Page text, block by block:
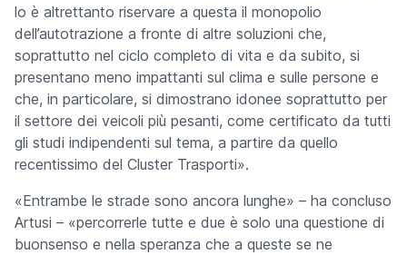
lo è altrettanto riservare a questa il monopolio
dell’autotrazione a fronte di altre soluzioni che,
soprattutto nel ciclo completo di vita e da subito, si
presentano meno impattanti sul clima e sulle persone e
che, in particolare, si dimostrano idonee soprattutto per
il settore dei veicoli più pesanti, come certificato da tutti
gli studi indipendenti sul tema, a partire da quello
recentissimo del Cluster Trasporti».
«Entrambe le strade sono ancora lunghe» – ha concluso
Artusi – «percorrerle tutte e due è solo una questione di
buonsenso e nella speranza che a queste se ne